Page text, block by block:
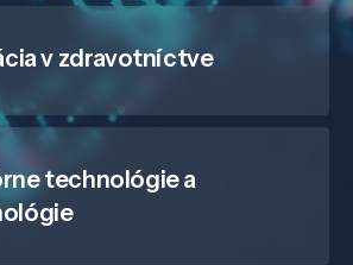
Veda a výskum
v zdravotníctve
technológie a